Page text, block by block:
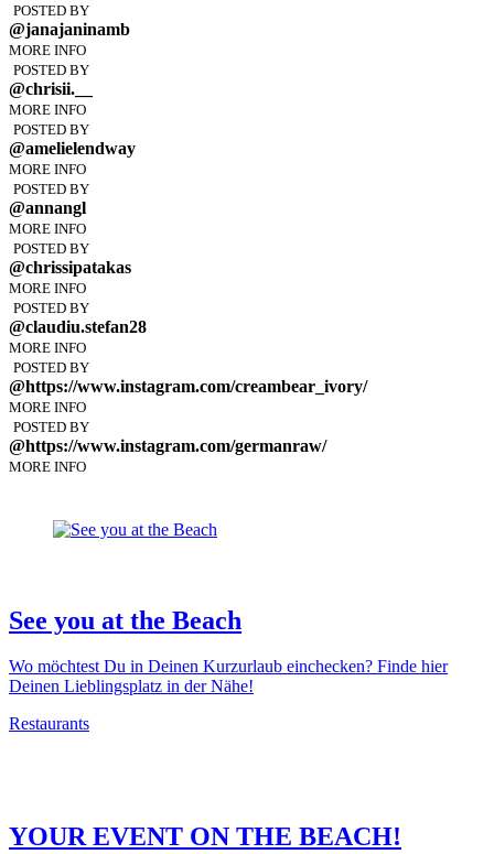
POSTED BY
@janajaninamb
MORE INFO
POSTED BY
@chrisii.__
MORE INFO
POSTED BY
@amelielendway
MORE INFO
POSTED BY
@annangl
MORE INFO
POSTED BY
@chrissipatakas
MORE INFO
POSTED BY
@claudiu.stefan28
MORE INFO
POSTED BY
@https://www.instagram.com/creambear_ivory/
MORE INFO
POSTED BY
@https://www.instagram.com/germanraw/
MORE INFO
See you at the Beach
Wo möchtest Du in Deinen Kurzurlaub einchecken? Finde hier
Deinen Lieblingsplatz in der Nähe!
Restaurants
YOUR EVENT ON THE BEACH!